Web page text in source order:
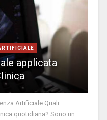
applicata
Artificiale Quali
quotidiana? Sono un